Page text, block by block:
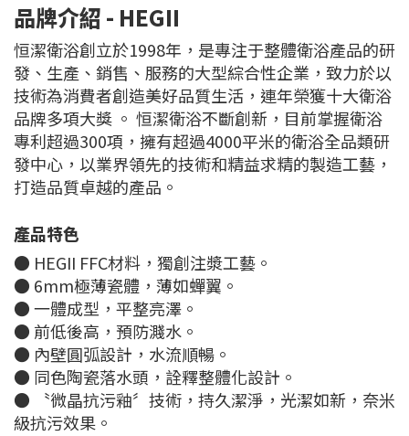
品牌介紹 - HEGII
恒潔衛浴創立於1998年，是專注于整體衛浴產品的研
發、生產、銷售、服務的大型綜合性企業，致力於以
技術為消費者創造美好品質生活，連年榮獲十大衛浴
品牌多項大獎 。 恒潔衛浴不斷創新，目前掌握衛浴
專利超過300項，擁有超過4000平米的衛浴全品類研
發中心，以業界領先的技術和精益求精的製造工藝，
打造品質卓越的產品。
產品特色
● HEGII FFC材料，獨創注漿工藝。
● 6mm極薄瓷體，薄如蟬翼。
● 一體成型，平整亮澤。
● 前低後高，預防濺水。
● 內壁圓弧設計，水流順暢。
● 同色陶瓷落水頭，詮釋整體化設計。
● 〝微晶抗污釉〞技術，持久潔淨，光潔如新，奈米
級抗污效果。